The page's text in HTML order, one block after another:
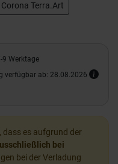
Terra.Art
9 Werktage
verfügbar ab: 28.08.2026
dass es aufgrund der
bei
bei der Verladung